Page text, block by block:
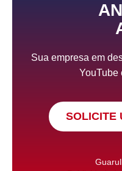
Sua empresa em
YouTube
SOLICITE